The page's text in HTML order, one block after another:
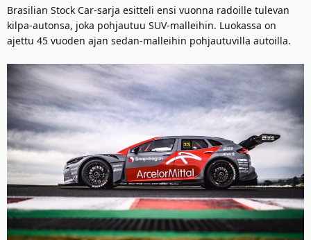
Brasilian Stock Car-sarja esitteli ensi vuonna radoille tulevan
kilpa-autonsa, joka pohjautuu SUV-malleihin. Luokassa on
ajettu 45 vuoden ajan sedan-malleihin pohjautuvilla autoilla.